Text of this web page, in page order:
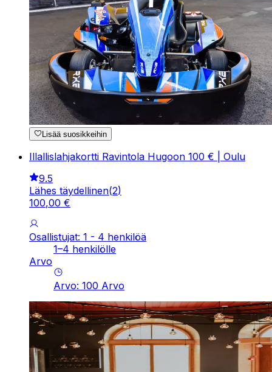
Lisää suosikkeihin
Illallislahjakortti Ravintola Hugoon 100 € | Oulu
9.5
Lähes täydellinen(2)
100,00 €
Osallistujat: 1 - 4 henkilöä
1–4 henkilölle
Arvo
Arvo: 100 Arvo